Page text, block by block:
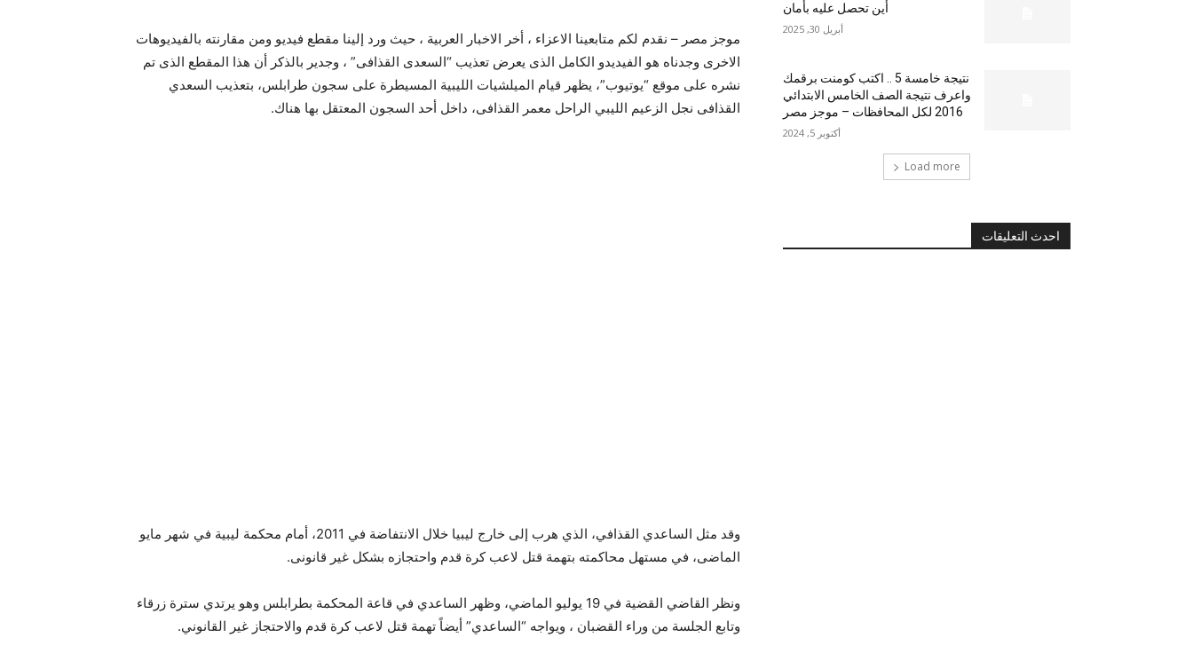
موجز مصر – نقدم لكم متابعينا الاعزاء ، أخر الاخبار العربية ، حيث ورد إلينا مقطع فيديو ومن مقارنته بالفيديوهات
الاخرى وجدناه هو الفيديدو الكامل الذى يعرض تعذيب “السعدى القذافى” ، وجدير بالذكر أن هذا المقطع الذى تم
نشره على موقع “يوتيوب”، يظهر قيام الميلشيات الليبية المسيطرة على سجون طرابلس، بتعذيب السعدي
القذافى نجل الزعيم الليبي الراحل معمر القذافى، داخل أحد السجون المعتقل بها هناك.
وقد مثل الساعدي القذافي، الذي هرب إلى خارج ليبيا خلال الانتفاضة في 2011، أمام محكمة ليبية في شهر مايو
الماضى، في مستهل محاكمته بتهمة قتل لاعب كرة قدم واحتجازه بشكل غير قانونى.
ونظر القاضي القضية في 19 يوليو الماضي، وظهر الساعدي في قاعة المحكمة بطرابلس وهو يرتدي سترة زرقاء
وتابع الجلسة من وراء القضبان ، ويواجه “الساعدي” أيضاً تهمة قتل لاعب كرة قدم والاحتجاز غير القانوني.
أين تحصل عليه بأمان
أبريل 30, 2025
نتيجة خامسة 5 .. اكتب كومنت برقمك
واعرف نتيجة الصف الخامس الابتدائي
2016 لكل المحافظات – موجز مصر
أكتوبر 5, 2024
Load more
احدث التعليقات